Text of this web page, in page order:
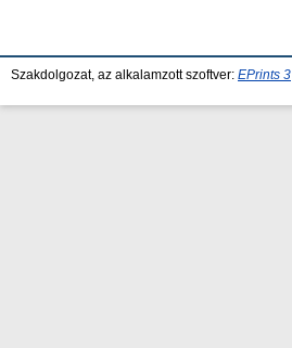
Szakdolgozat, az alkalamzott szoftver: EPrints 3